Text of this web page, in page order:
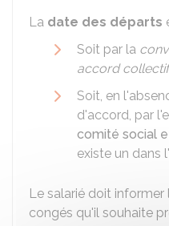
La date des départs
Soit par la
accord
Soit, en
d'accord, par
comité social
existe un dans
Le salarié doit
congés qu'il souhaite